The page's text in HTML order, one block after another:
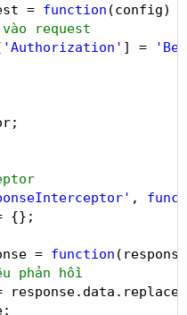
= function (config) {
request
'Authorization' ] =
,
{};
= function
phản hồi
response.data.replace(